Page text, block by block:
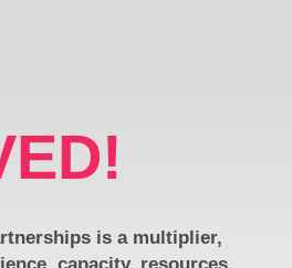
is a multiplier,